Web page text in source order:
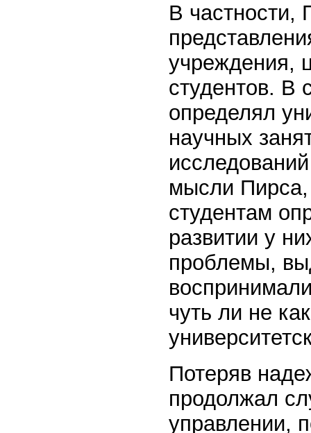
В частности,
учреждения,
студентов. В
определял
научных
мысли Пирса,
студентам
развитии у
проблемы,
чуть ли не
Потеряв
продолжал
управлении,